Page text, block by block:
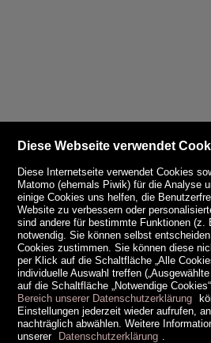
Diese Webseite verwendet
Diese Internetseite verwendet Cookies
Matomo (ehemals Piwik) für die Analyse
einige Cookies uns helfen, die
Website zu verbessern oder
sind andere für bestimmte Funktionen (z.
notwendig. Sie können selbst
Cookies zustimmen. Sie können diese
per Klick auf die Schaltfläche „Alle
individuelle Auswahl treffen
auf die Schaltfläche „Notwendige
Bereich unserer Datenschutzerklärung
Einstellungen jederzeit wieder aufrufen,
nachträglich abwählen. Weitere
unserer Datenschutzerklärung